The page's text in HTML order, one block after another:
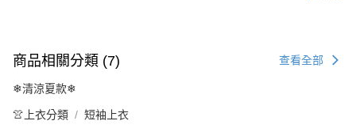
商品相關分類 (7) 查看全部
❄清涼夏款❄
👚上衣分類 短袖上衣